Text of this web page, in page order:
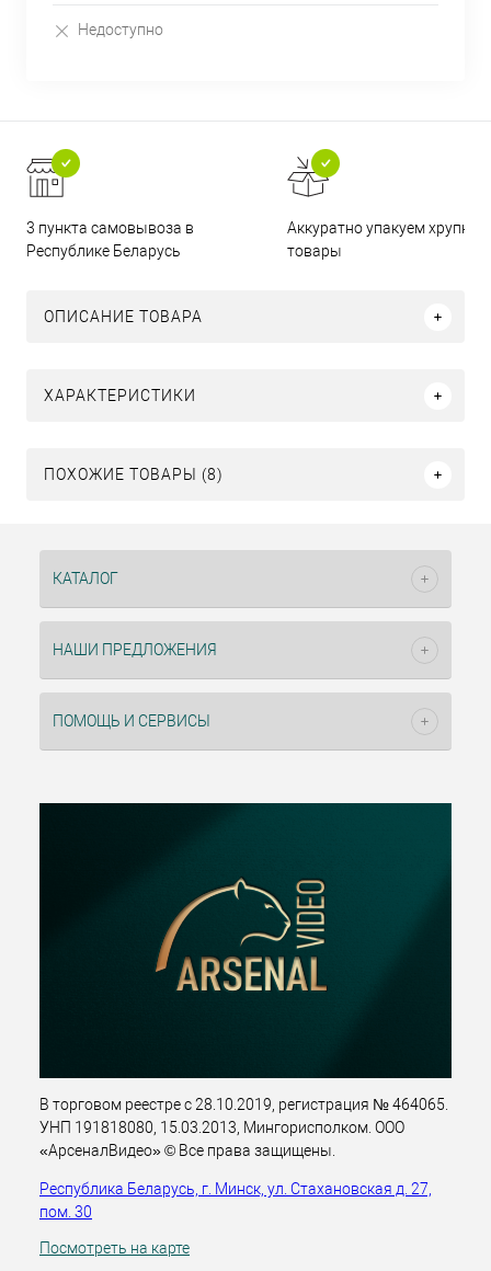
Недоступно
3 пункта самовывоза в
Республике Беларусь
Аккуратно упакуем хрупкие
товары
ОПИСАНИЕ ТОВАРА
ХАРАКТЕРИСТИКИ
ПОХОЖИЕ ТОВАРЫ (8)
КАТАЛОГ
НАШИ ПРЕДЛОЖЕНИЯ
ПОМОЩЬ И СЕРВИСЫ
В торговом реестре с 28.10.2019, регистрация № 464065.
УНП 191818080, 15.03.2013, Мингорисполком. ООО
«АрсеналВидео» © Все права защищены.
Республика Беларусь, г. Минск, ул. Стахановская д. 27,
пом. 30
Посмотреть на карте